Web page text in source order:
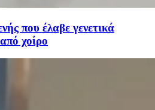
που έλαβε γενετικά
χοίρο